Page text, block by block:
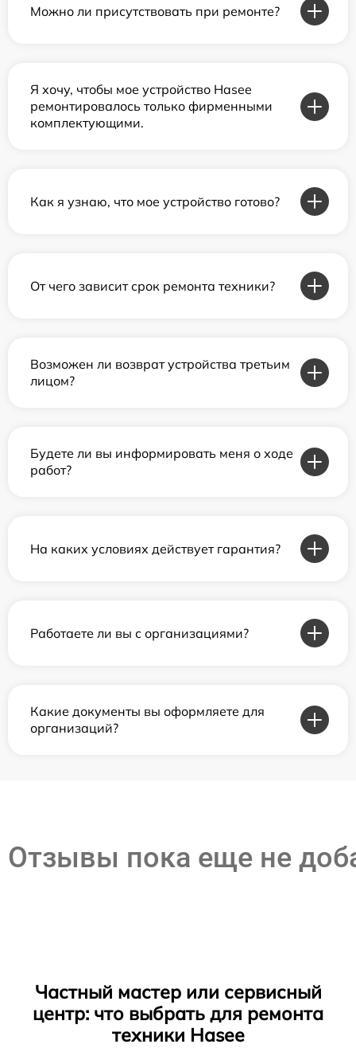
Можно ли присутствовать при ремонте?
Я хочу, чтобы мое устройство Hasee
ремонтировалось только фирменными
комплектующими.
Как я узнаю, что мое устройство готово?
От чего зависит срок ремонта техники?
Возможен ли возврат устройства третьим
лицом?
Будете ли вы информировать меня о ходе
работ?
На каких условиях действует гарантия?
Работаете ли вы с организациями?
Какие документы вы оформляете для
организаций?
Отзывы пока еще не
Частный мастер или сервисный
центр: что выбрать для ремонта
техники Hasee